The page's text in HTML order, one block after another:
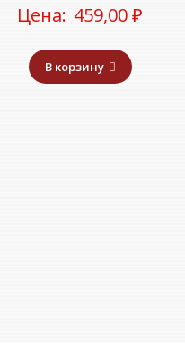
Цена: 459,00₽
В корзину